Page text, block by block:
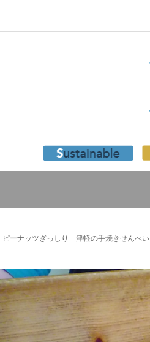
ピーナッツぎっしり 津軽の手焼きせんべい